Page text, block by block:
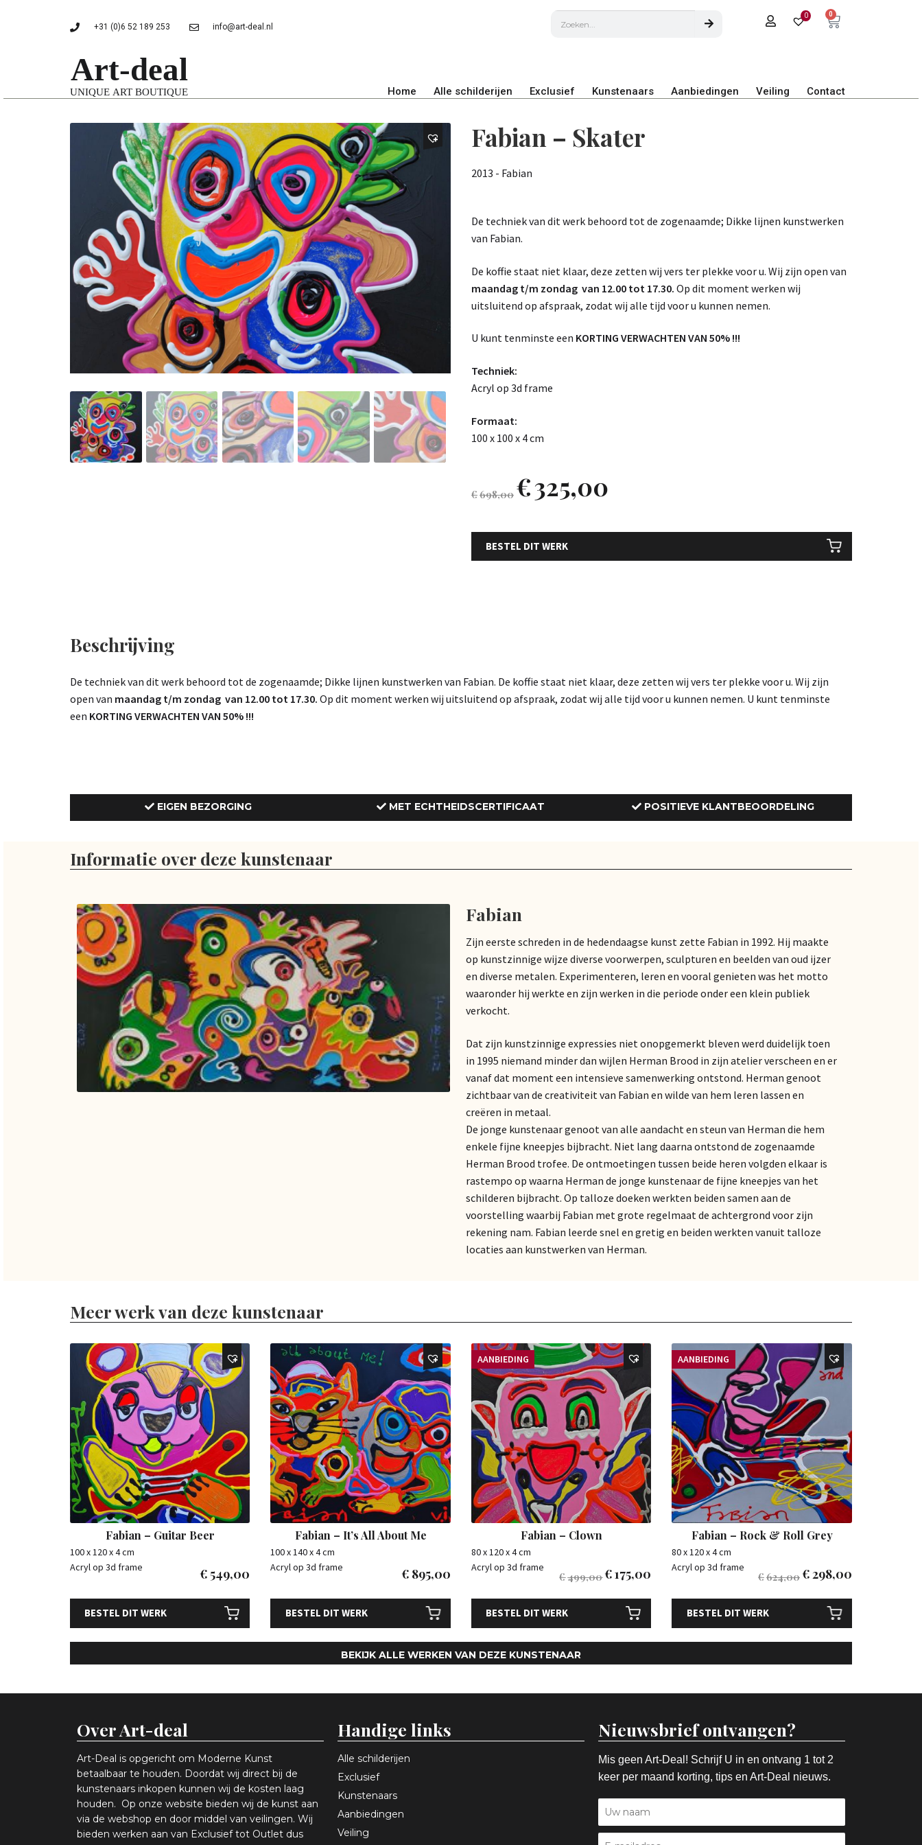
+31 (0)6 52 189 253 info@art-deal.nl
0 0
Home Alle schilderijen Exclusief Kunstenaars Aanbiedingen Veiling Contact
Fabian – Skater
2013 - Fabian
De techniek van dit werk behoord tot de zogenaamde; Dikke lijnen kunstwerken
van Fabian.
De koffie staat niet klaar, deze zetten wij vers ter plekke voor u. Wij zijn open van
maandag t/m zondag van 12.00 tot 17.30. Op dit moment werken wij
uitsluitend op afspraak, zodat wij alle tijd voor u kunnen nemen.
U kunt tenminste een KORTING VERWACHTEN VAN 50% !!!
Techniek:
Acryl op 3d frame
Formaat:
100 x 100 x 4 cm
€698,00 €325,00
BESTEL DIT WERK
Beschrijving
De techniek van dit werk behoord tot de zogenaamde; Dikke lijnen kunstwerken van Fabian. De koffie staat niet klaar, deze zetten wij vers ter plekke voor u. Wij zijn
open van maandag t/m zondag van 12.00 tot 17.30. Op dit moment werken wij uitsluitend op afspraak, zodat wij alle tijd voor u kunnen nemen. U kunt tenminste
een KORTING VERWACHTEN VAN 50% !!!
EIGEN BEZORGING MET ECHTHEIDSCERTIFICAAT POSITIEVE KLANTBEOORDELING
Informatie over deze kunstenaar
Fabian
Zijn eerste schreden in de hedendaagse kunst zette Fabian in 1992. Hij maakte
op kunstzinnige wijze diverse voorwerpen, sculpturen en beelden van oud ijzer
en diverse metalen. Experimenteren, leren en vooral genieten was het motto
waaronder hij werkte en zijn werken in die periode onder een klein publiek
verkocht.
Dat zijn kunstzinnige expressies niet onopgemerkt bleven werd duidelijk toen
in 1995 niemand minder dan wijlen Herman Brood in zijn atelier verscheen en er
vanaf dat moment een intensieve samenwerking ontstond. Herman genoot
zichtbaar van de creativiteit van Fabian en wilde van hem leren lassen en
creëren in metaal.
De jonge kunstenaar genoot van alle aandacht en steun van Herman die hem
enkele fijne kneepjes bijbracht. Niet lang daarna ontstond de zogenaamde
Herman Brood trofee. De ontmoetingen tussen beide heren volgden elkaar is
rastempo op waarna Herman de jonge kunstenaar de fijne kneepjes van het
schilderen bijbracht. Op talloze doeken werkten beiden samen aan de
voorstelling waarbij Fabian met grote regelmaat de achtergrond voor zijn
rekening nam. Fabian leerde snel en gretig en beiden werkten vanuit talloze
locaties aan kunstwerken van Herman.
Meer werk van deze kunstenaar
Fabian – Guitar Beer
100 x 120 x 4 cm
Acryl op 3d frame
€ 549,00
BESTEL DIT WERK
Fabian – It’s All About Me
100 x 140 x 4 cm
Acryl op 3d frame
€ 895,00
BESTEL DIT WERK
AANBIEDING
Fabian – Clown
80 x 120 x 4 cm
Acryl op 3d frame
€499,00€175,00
BESTEL DIT WERK
AANBIEDING
Fabian – Rock & Roll Grey
80 x 120 x 4 cm
Acryl op 3d frame
€624,00€298,00
BESTEL DIT WERK
BEKIJK ALLE WERKEN VAN DEZE KUNSTENAAR
Over Art-deal
Art-Deal is opgericht om Moderne Kunst
betaalbaar te houden. Doordat wij direct bij de
kunstenaars inkopen kunnen wij de kosten laag
houden. Op onze website bieden wij de kunst aan
via de webshop en door middel van veilingen. Wij
bieden werken aan van Exclusief tot Outlet dus
Handige links
Alle schilderijen
Exclusief
Kunstenaars
Aanbiedingen
Veiling
Nieuwsbrief ontvangen?
Mis geen Art-Deal! Schrijf U in en ontvang 1 tot 2
keer per maand korting, tips en Art-Deal nieuws.